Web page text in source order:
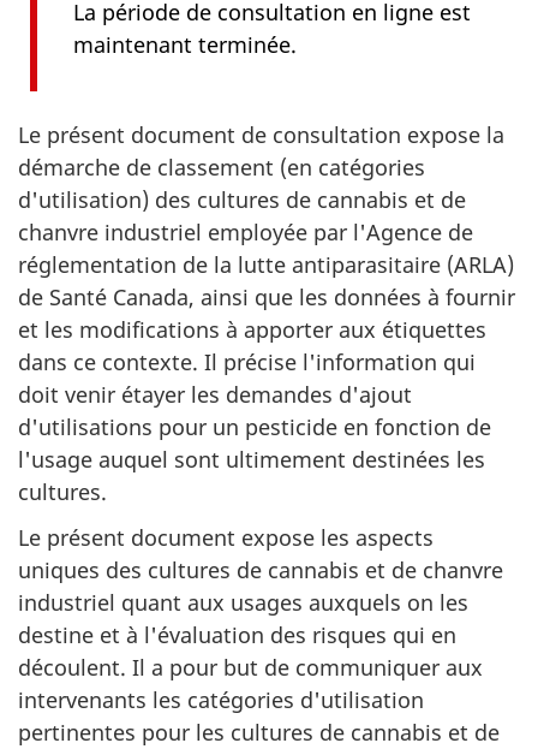
La période de consultation en ligne est
maintenant terminée.
Le présent document de consultation expose la
démarche de classement (en catégories
d'utilisation) des cultures de cannabis et de
chanvre industriel employée par l'Agence de
réglementation de la lutte antiparasitaire (ARLA)
de Santé Canada, ainsi que les données à fournir
et les modifications à apporter aux étiquettes
dans ce contexte. Il précise l'information qui
doit venir étayer les demandes d'ajout
d'utilisations pour un pesticide en fonction de
l'usage auquel sont ultimement destinées les
cultures.
Le présent document expose les aspects
uniques des cultures de cannabis et de chanvre
industriel quant aux usages auxquels on les
destine et à l'évaluation des risques qui en
découlent. Il a pour but de communiquer aux
intervenants les catégories d'utilisation
pertinentes pour les cultures de cannabis et de